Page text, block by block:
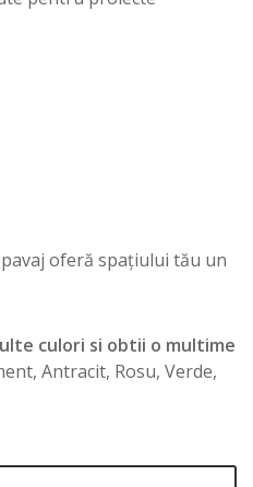
oferă spațiului tău un
culori si obtii o multime
Antracit, Rosu, Verde,